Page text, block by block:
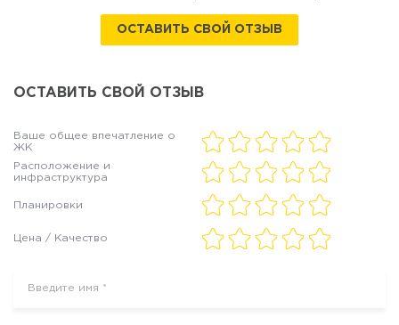
ОСТАВИТЬ СВОЙ ОТЗЫВ
ОСТАВИТЬ СВОЙ ОТЗЫВ
Ваше общее впечатление о
ЖК
Расположение и
инфраструктура
Планировки
Цена / Качество